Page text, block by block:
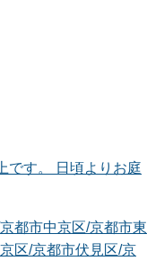
です。 日頃よりお庭
京都市中京区/京都市東
区/京都市伏見区/京